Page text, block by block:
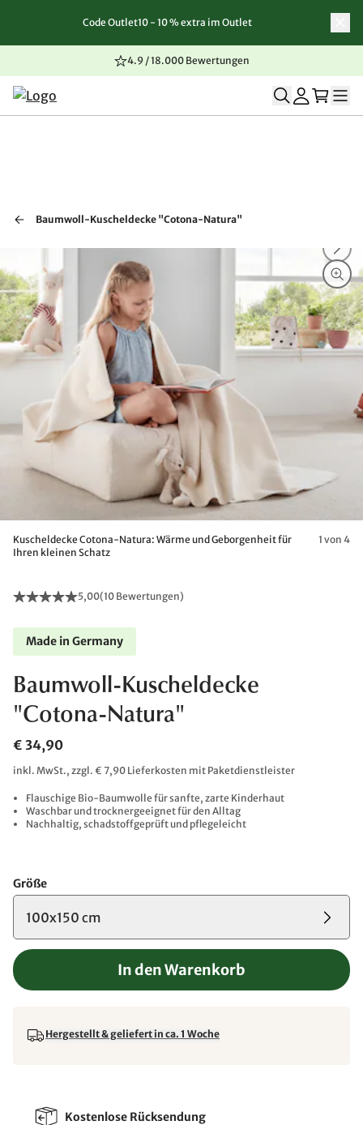
Zum Inhalt springen
Zur Navigation springen
Zum Seitenende springen
Code Outlet10 - 10 % extra im Outlet
4.9 / 18.000 Bewertungen
Baumwoll-Kuscheldecke "Cotona-Natura"
Kuscheldecke Cotona-Natura: Wärme und Geborgenheit für
Ihren kleinen Schatz
1 von 4
5,00(10 Bewertungen)
Made in Germany
Baumwoll-Kuscheldecke
"Cotona-Natura"
€ 34,90
inkl. MwSt., zzgl. € 7,90 Lieferkosten mit Paketdienstleister
Flauschige Bio-Baumwolle für sanfte, zarte Kinderhaut
Waschbar und trocknergeeignet für den Alltag
Nachhaltig, schadstoffgeprüft und pflegeleicht
Größe
100x150 cm
In den Warenkorb
Hergestellt & geliefert in ca. 1 Woche
Kostenlose Rücksendung